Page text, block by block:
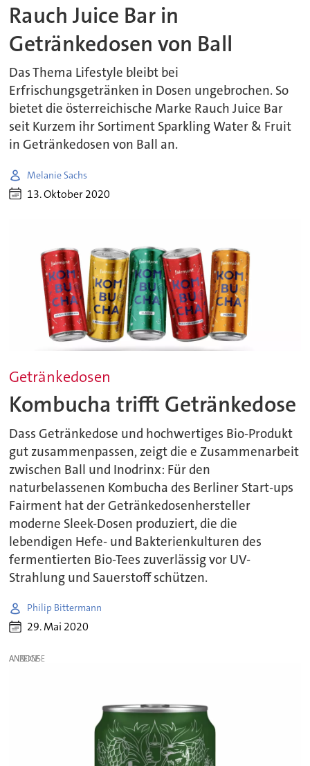
Rauch Juice Bar in
Getränkedosen von Ball
Das Thema Lifestyle bleibt bei
Erfrischungsgetränken in Dosen ungebrochen. So
bietet die österreichische Marke Rauch Juice Bar
seit Kurzem ihr Sortiment Sparkling Water & Fruit
in Getränkedosen von Ball an.
Melanie Sachs
13. Oktober 2020
Getränkedosen
Kombucha trifft Getränkedose
Dass Getränkedose und hochwertiges Bio-Produkt
gut zusammenpassen, zeigt die e Zusammenarbeit
zwischen Ball und Inodrinx: Für den
naturbelassenen Kombucha des Berliner Start-ups
Fairment hat der Getränkedosenhersteller
moderne Sleek-Dosen produziert, die die
lebendigen Hefe- und Bakterienkulturen des
fermentierten Bio-Tees zuverlässig vor UV-
Strahlung und Sauerstoff schützen.
Philip Bittermann
29. Mai 2020
ANZEIGE